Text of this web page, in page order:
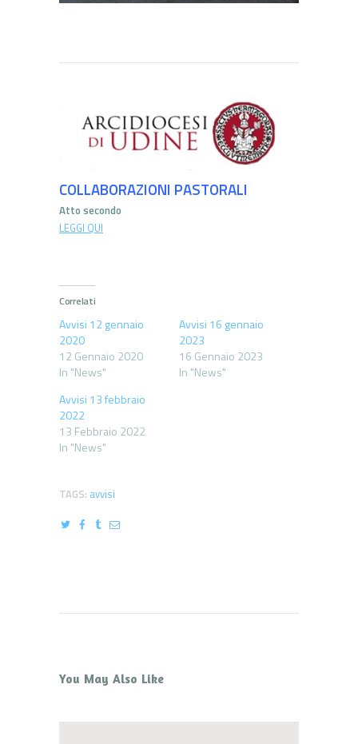
COLLABORAZIONI PASTORALI
Atto secondo
LEGGI QUI
Correlati
Avvisi 12 gennaio
2020
12 Gennaio 2020
In "News"
Avvisi 16 gennaio
2023
16 Gennaio 2023
In "News"
Avvisi 13 febbraio
2022
13 Febbraio 2022
In "News"
TAGS: avvisi
You May Also Like